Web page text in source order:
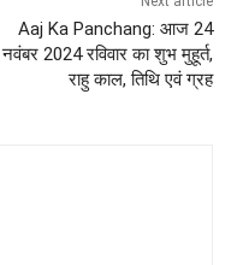
Aaj Ka Panchang: आज 24
नवंबर 2024 रविवार का शुभ मुहूर्त,
राहु काल, तिथि एवं ग्रह